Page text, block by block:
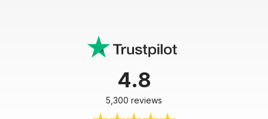
4.8
5,300 reviews